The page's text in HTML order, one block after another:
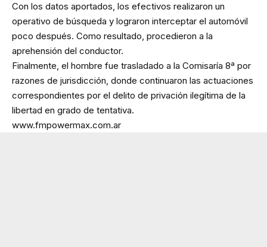
Con los datos aportados, los efectivos realizaron un
operativo de búsqueda y lograron interceptar el automóvil
poco después. Como resultado, procedieron a la
aprehensión del conductor.
Finalmente, el hombre fue trasladado a la Comisaría 8ª por
razones de jurisdicción, donde continuaron las actuaciones
correspondientes por el delito de privación ilegítima de la
libertad en grado de tentativa.
www.fmpowermax.com.ar